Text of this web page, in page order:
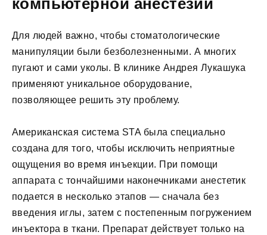
компьютерной анестезии
Для людей важно, чтобы стоматологические
манипуляции были безболезненными. А многих
пугают и сами уколы. В клинике Андрея Лукашука
применяют уникальное оборудование,
позволяющее решить эту проблему.
Американская система STA была специально
создана для того, чтобы исключить неприятные
ощущения во время инъекции. При помощи
аппарата с тончайшими наконечниками анестетик
подается в несколько этапов — сначала без
введения иглы, затем с постепенным погружением
инъектора в ткани. Препарат действует только на